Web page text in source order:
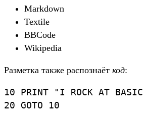
Markdown
Textile
BBCode
Wikipedia
Разметка также распознаёт код:
10 PRINT "I ROCK AT
20 GOTO 10